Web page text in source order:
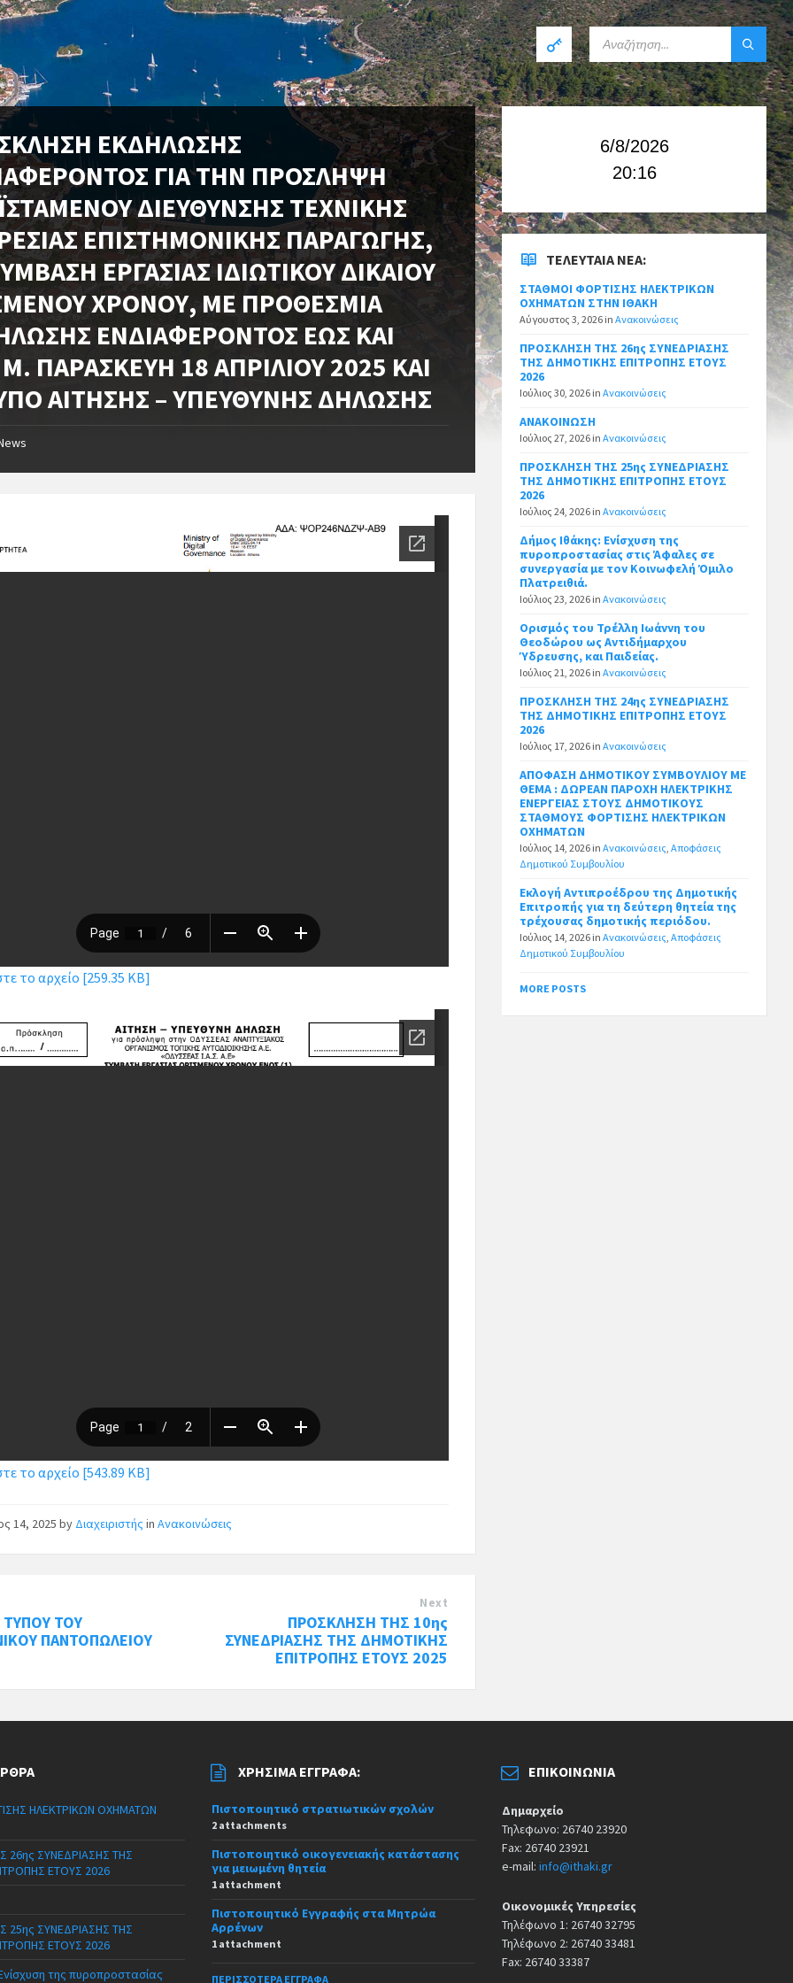
ΕΚΔΗΛΩΣΗΣ
ΓΙΑ ΤΗΝ ΠΡΟΣΛΗΨΗ
ΔΙΕΥΘΥΝΣΗΣ ΤΕΧΝΙΚΗΣ
ΕΠΙΣΤΗΜΟΝΙΚΗΣ ΠΑΡΑΓΩΓΗΣ,
ΕΡΓΑΣΙΑΣ ΙΔΙΩΤΙΚΟΥ ΔΙΚΑΙΟΥ
ΧΡΟΝΟΥ, ΜΕ ΠΡΟΘΕΣΜΙΑ
ΕΝΔΙΑΦΕΡΟΝΤΟΣ ΕΩΣ ΚΑΙ
ΠΑΡΑΣΚΕΥΗ 18 ΑΠΡΙΛΙΟΥ 2025 ΚΑΙ
ΑΙΤΗΣΗΣ – ΥΠΕΥΘΥΝΗΣ ΔΗΛΩΣΗΣ
το αρχείο [259.35 KB]
το αρχείο [543.89 KB]
14, 2025by Διαχειριστής inΑνακοινώσεις
ΤΥΠΟΥ ΤΟΥ
ΠΑΝΤΟΠΩΛΕΙΟΥ
Next
ΠΡΟΣΚΛΗΣΗ ΤΗΣ 10ης
ΣΥΝΕΔΡΙΑΣΗΣ ΤΗΣ ΔΗΜΟΤΙΚΗΣ
ΕΠΙΤΡΟΠΗΣ ΕΤΟΥΣ 2025
6/8/2026
20:16
ΤΕΛΕΥΤΑΊΑ ΝΈΑ:
ΣΤΑΘΜΟΙ ΦΟΡΤΙΣΗΣ ΗΛΕΚΤΡΙΚΩΝ
ΟΧΗΜΑΤΩΝ ΣΤΗΝ ΙΘΑΚΗ
Αύγουστος 3, 2026 inΑνακοινώσεις
ΠΡΟΣΚΛΗΣΗ ΤΗΣ 26ης ΣΥΝΕΔΡΙΑΣΗΣ
ΤΗΣ ΔΗΜΟΤΙΚΗΣ ΕΠΙΤΡΟΠΗΣ ΕΤΟΥΣ
2026
Ιούλιος 30, 2026 inΑνακοινώσεις
ΑΝΑΚΟΙΝΩΣΗ
Ιούλιος 27, 2026 inΑνακοινώσεις
ΠΡΟΣΚΛΗΣΗ ΤΗΣ 25ης ΣΥΝΕΔΡΙΑΣΗΣ
ΤΗΣ ΔΗΜΟΤΙΚΗΣ ΕΠΙΤΡΟΠΗΣ ΕΤΟΥΣ
2026
Ιούλιος 24, 2026 inΑνακοινώσεις
Δήμος Ιθάκης: Ενίσχυση της
πυροπροστασίας στις Άφαλες σε
συνεργασία με τον Κοινωφελή Όμιλο
Πλατρειθιά.
Ιούλιος 23, 2026 inΑνακοινώσεις
Ορισμός του Τρέλλη Ιωάννη του
Θεοδώρου ως Αντιδήμαρχου
Ύδρευσης, και Παιδείας.
Ιούλιος 21, 2026 inΑνακοινώσεις
ΠΡΟΣΚΛΗΣΗ ΤΗΣ 24ης ΣΥΝΕΔΡΙΑΣΗΣ
ΤΗΣ ΔΗΜΟΤΙΚΗΣ ΕΠΙΤΡΟΠΗΣ ΕΤΟΥΣ
2026
Ιούλιος 17, 2026 inΑνακοινώσεις
ΑΠΟΦΑΣΗ ΔΗΜΟΤΙΚΟΥ ΣΥΜΒΟΥΛΙΟΥ ΜΕ
ΘΕΜΑ : ΔΩΡΕΑΝ ΠΑΡΟΧΗ ΗΛΕΚΤΡΙΚΗΣ
ΕΝΕΡΓΕΙΑΣ ΣΤΟΥΣ ΔΗΜΟΤΙΚΟΥΣ
ΣΤΑΘΜΟΥΣ ΦΟΡΤΙΣΗΣ ΗΛΕΚΤΡΙΚΩΝ
ΟΧΗΜΑΤΩΝ
Ιούλιος 14, 2026 inΑνακοινώσεις,Αποφάσεις
Δημοτικού Συμβουλίου
Εκλογή Αντιπροέδρου της Δημοτικής
Επιτροπής για τη δεύτερη θητεία της
τρέχουσας δημοτικής περιόδου.
Ιούλιος 14, 2026 inΑνακοινώσεις,Αποφάσεις
Δημοτικού Συμβουλίου
MORE POSTS
ΗΛΕΚΤΡΙΚΩΝ ΟΧΗΜΑΤΩΝ
26ης ΣΥΝΕΔΡΙΑΣΗΣ ΤΗΣ
ΕΤΟΥΣ 2026
25ης ΣΥΝΕΔΡΙΑΣΗΣ ΤΗΣ
ΕΤΟΥΣ 2026
της πυροπροστασίας
ΧΡΉΣΙΜΑ ΈΓΓΡΑΦΑ:
Πιστοποιητικό στρατιωτικών σχολών
2 attachments
Πιστοποιητικό οικογενειακής κατάστασης
για μειωμένη θητεία
1 attachment
Πιστοποιητικό Εγγραφής στα Μητρώα
Αρρένων
1 attachment
ΠΕΡΙΣΣΌΤΕΡΑ ΈΓΓΡΑΦΑ
ΕΠΙΚΟΙΝΩΝΊΑ
Δημαρχείο
Τηλεφωνο: 26740 23920
Fax: 26740 23921
e-mail:info@ithaki.gr
Οικονομικές Υπηρεσίες
Τηλέφωνο 1: 26740 32795
Τηλέφωνο 2: 26740 33481
Fax: 26740 33387